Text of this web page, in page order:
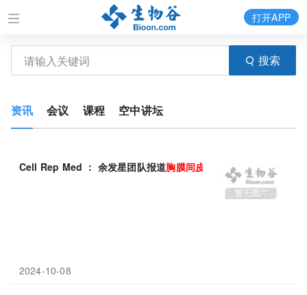
搜索
打开APP
资讯 会议 课程 空中讲坛
Cell Rep Med ： 余发星团队报道胸膜间皮瘤 基因治疗新策略
2024-10-08